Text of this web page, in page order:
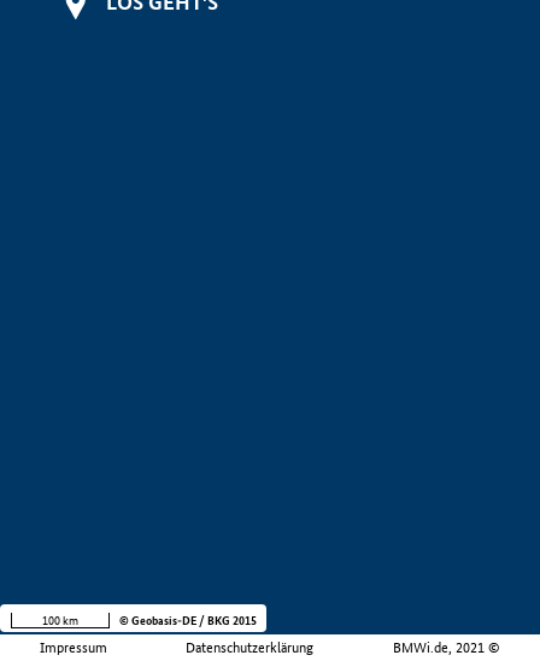
Impressum Datenschutzerklärung BMWi.de, 2021 ©
100 km © Geobasis-DE / BKG 2015